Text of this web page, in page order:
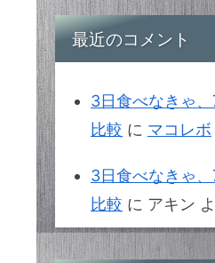
最近のコメント
3日食べなきゃ
比較 に マコレボ
3日食べなきゃ
比較 に アキン